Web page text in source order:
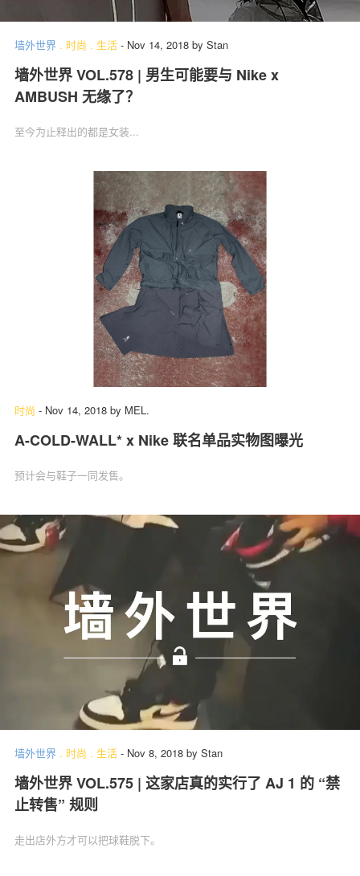
墙外世界 . 时尚 . 生活 - Nov 14, 2018 by Stan
墙外世界 VOL.578 | 男生可能要与 Nike x
AMBUSH 无缘了？
至今为止释出的都是女装...
时尚 - Nov 14, 2018 by MEL.
A-COLD-WALL* x Nike 联名单品实物图曝光
预计会与鞋子一同发售。
墙外世界 . 时尚 . 生活 - Nov 8, 2018 by Stan
墙外世界 VOL.575 | 这家店真的实行了 AJ 1 的 “禁
止转售” 规则
走出店外方才可以把球鞋脱下。